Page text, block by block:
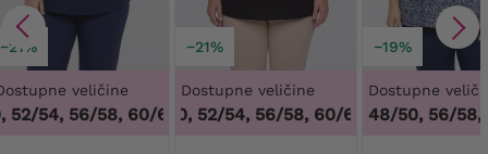
−21%
veličine
54, 56/58, 60/62 48/50, 52/54, 56/58, 60/62
−21%
Dostupne veličine
48/50, 52/54, 56/58, 60/62, 48/50, 52/54,
−19%
Dostupne
48/50, 56/58,